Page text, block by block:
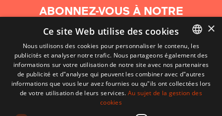
ABONNEZ-VOUS À NOTRE
NEWSLETTER
S'abonner
BASQUE
FRENCH
×
Ce site Web utilise des cookies
Nous utilisons des cookies pour personnaliser le contenu, les
publicités et analyser notre trafic. Nous partageons également des
informations sur votre utilisation de notre site avec nos partenaires
de publicité et d"analyse qui peuvent les combiner avec d"autres
informations que vous leur avez fournies ou qu"ils ont collectées lors
de votre utilisation de leurs services.Au sujet de la gestion des
cookies